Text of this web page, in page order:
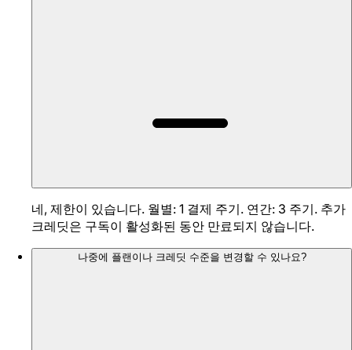
네, 제한이 있습니다. 월별: 1 결제 주기. 연간: 3 주기. 추가
크레딧은 구독이 활성화된 동안 만료되지 않습니다.
나중에 플랜이나 크레딧 수준을 변경할 수 있나요?